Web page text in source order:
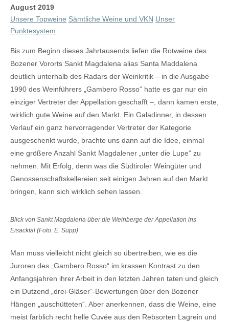
August 2019
Unsere Topweine Sämtliche Weine und VKN Unser
Punktesystem
Bis zum Beginn dieses Jahrtausends liefen die Rotweine des
Bozener Vororts Sankt Magdalena alias Santa Maddalena
deutlich unterhalb des Radars der Weinkritik – in die Ausgabe
1990 des Weinführers „Gambero Rosso“ hatte es gar nur ein
einziger Vertreter der Appellation geschafft –, dann kamen erste,
wirklich gute Weine auf den Markt. Ein Galadinner, in dessen
Verlauf ein ganz hervorragender Vertreter der Kategorie
ausgeschenkt wurde, brachte uns dann auf die Idee, einmal
eine größere Anzahl Sankt Magdalener „unter die Lupe“ zu
nehmen. Mit Erfolg, denn was die Südtiroler Weingüter und
Genossenschaftskellereien seit einigen Jahren auf den Markt
bringen, kann sich wirklich sehen lassen.
Blick von Sankt Magdalena über die Weinberge der Appellation ins
Eisacktal (Foto: E. Supp)
Man muss vielleicht nicht gleich so übertreiben, wie es die
Juroren des „Gambero Rosso“ im krassen Kontrast zu den
Anfangsjahren ihrer Arbeit in den letzten Jahren taten und gleich
ein Dutzend „drei-Gläser“-Bewertungen über den Bozener
Hängen „auschütteten“. Aber anerkennen, dass die Weine, eine
meist farblich recht helle Cuvée aus den Rebsorten Lagrein und